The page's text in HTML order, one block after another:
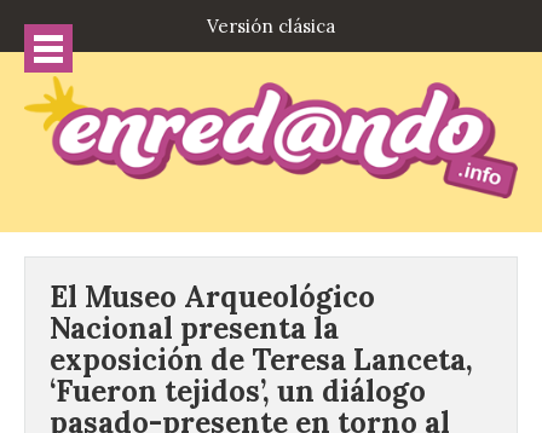
Versión clásica
El Museo Arqueológico
Nacional presenta la
exposición de Teresa Lanceta,
‘Fueron tejidos’, un diálogo
pasado-presente en torno al